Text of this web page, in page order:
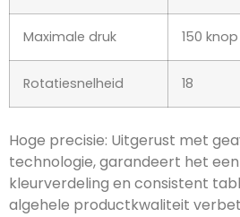
Maximale druk 150 knop
Rotatiesnelheid 18
Hoge precisie: Uitgerust met
technologie, garandeert het
kleurverdeling en consistent
algehele productkwaliteit